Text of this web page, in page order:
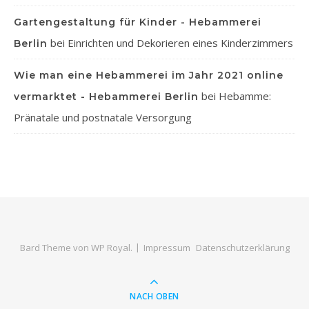
Gartengestaltung für Kinder - Hebammerei
Berlin bei Einrichten und Dekorieren eines Kinderzimmers
Wie man eine Hebammerei im Jahr 2021 online
vermarktet - Hebammerei Berlin bei Hebamme:
Pränatale und postnatale Versorgung
Bard Theme von WP Royal. Impressum Datenschutzerklärung
NACH OBEN